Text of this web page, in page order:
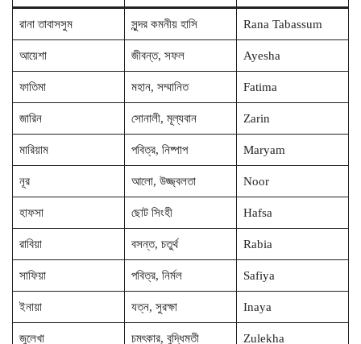
রানা তাবাসসুম সুন্দর কমনীয় হাসি Rana Tabassum
আয়েশা জীবন্ত, সফল Ayesha
ফাতিমা মহান, সম্মানিত Fatima
জারিন সোনালী, মূল্যবান Zarin
মারিয়াম পবিত্র, নিষ্পাপ Maryam
নূর আলো, উজ্জ্বলতা Noor
হাফসা ছোট সিংহী Hafsa
রাবিয়া বসন্ত, চতুর্থ Rabia
সাফিয়া পবিত্র, নির্মল Safiya
ইনায়া যত্ন, সুরক্ষা Inaya
জুলেখা চমৎকার, বুদ্ধিমতী Zulekha